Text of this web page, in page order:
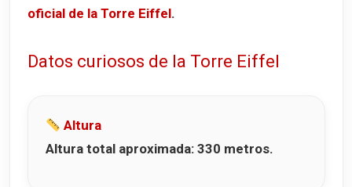
oficial de la Torre Eiffel.
Datos curiosos de la Torre Eiffel
Altura
Altura total aproximada: 330 metros.